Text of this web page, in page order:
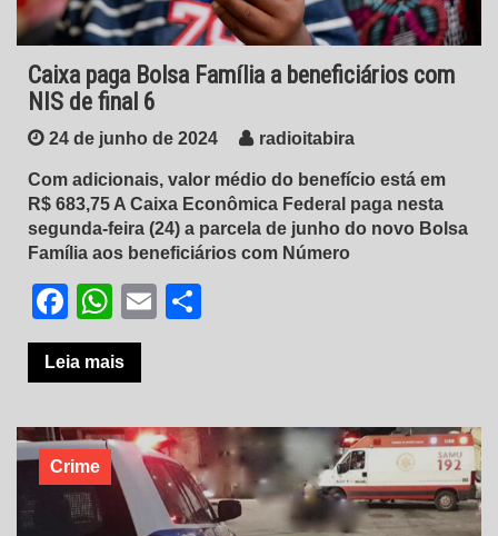
Caixa paga Bolsa Família a beneficiários com
NIS de final 6
24 de junho de 2024 radioitabira
Com adicionais, valor médio do benefício está em
R$ 683,75 A Caixa Econômica Federal paga nesta
segunda-feira (24) a parcela de junho do novo Bolsa
Família aos beneficiários com Número
Facebook
WhatsApp
Email
Leia mais
Crime